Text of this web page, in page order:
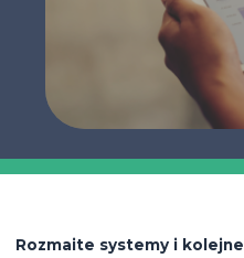
Rozmaite systemy i